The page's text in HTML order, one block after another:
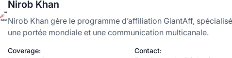
Nirob Khan
Nirob Khan gère le programme d’affiliation GiantAff,
une portée mondiale et une communication multicanale.
Coverage:
Contact: